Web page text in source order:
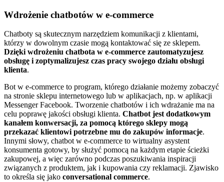
Wdrożenie chatbotów w e-commerce
Chatboty są skutecznym narzędziem komunikacji z klientami,
którzy w dowolnym czasie mogą kontaktować się ze sklepem.
Dzięki wdrożeniu chatbota w e-commerce zautomatyzujesz
obsługę i zoptymalizujesz czas pracy swojego działu obsługi
klienta.
Bot w e-commerce to program, którego działanie możemy zobaczyć
na stronie sklepu internetowego lub w aplikacjach, np. w aplikacji
Messenger Facebook. Tworzenie chatbotów i ich wdrażanie ma na
celu poprawę jakości obsługi klienta. Chatbot jest dodatkowym
kanałem konwersacji, za pomocą którego sklepy mogą
przekazać klientowi potrzebne mu do zakupów informacje.
Innymi słowy, chatbot w e-commerce to wirtualny asystent
konsumenta gotowy, by służyć pomocą na każdym etapie ścieżki
zakupowej, a więc zarówno podczas poszukiwania inspiracji
związanych z produktem, jak i kupowania czy reklamacji. Zjawisko
to określa się jako conversational commerce.